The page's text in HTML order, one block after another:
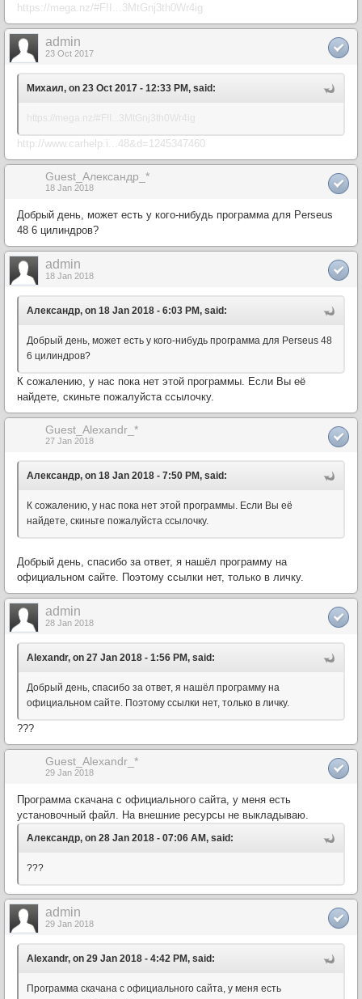
https://mega.nz/#F!I...3MtGnj3th0Wr4ig
admin
23 Oct 2017
Михаил, on 23 Oct 2017 - 12:33 PM, said:
https://mega.nz/#F!I...3MtGnj3th0Wr4ig
http://www.carhelp.i...48&d=1245347460
Guest_Александр_*
18 Jan 2018
Добрый день, может есть у кого-нибудь программа для Perseus
48 6 цилиндров?
admin
18 Jan 2018
Александр, on 18 Jan 2018 - 6:03 PM, said:
Добрый день, может есть у кого-нибудь программа для Perseus 48
6 цилиндров?
К сожалению, у нас пока нет этой программы. Если Вы её
найдете, скиньте пожалуйста ссылочку.
Guest_Alexandr_*
27 Jan 2018
Александр, on 18 Jan 2018 - 7:50 PM, said:
К сожалению, у нас пока нет этой программы. Если Вы её
найдете, скиньте пожалуйста ссылочку.
Добрый день, спасибо за ответ, я нашёл программу на
официальном сайте. Поэтому ссылки нет, только в личку.
admin
28 Jan 2018
Alexandr, on 27 Jan 2018 - 1:56 PM, said:
Добрый день, спасибо за ответ, я нашёл программу на
официальном сайте. Поэтому ссылки нет, только в личку.
???
Guest_Alexandr_*
29 Jan 2018
Программа скачана с официального сайта, у меня есть
установочный файл. На внешние ресурсы не выкладываю.
Александр, on 28 Jan 2018 - 07:06 AM, said:
???
admin
29 Jan 2018
Alexandr, on 29 Jan 2018 - 4:42 PM, said:
Программа скачана с официального сайта, у меня есть